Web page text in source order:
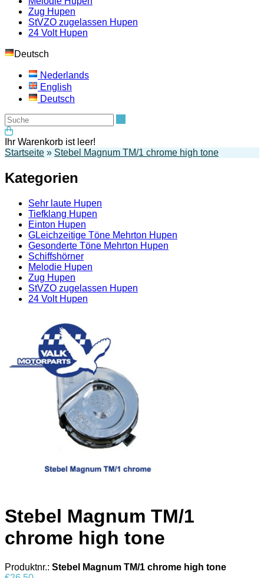
Zug Hupen
StVZO zugelassen Hupen
24 Volt Hupen
Deutsch
Nederlands
English
Deutsch
Ihr Warenkorb ist leer!
Startseite » Stebel Magnum TM/1 chrome high tone
Kategorien
Sehr laute Hupen
Tiefklang Hupen
Einton Hupen
GLeichzeitige Töne Mehrton Hupen
Gesonderte Töne Mehrton Hupen
Schiffshörner
Melodie Hupen
Zug Hupen
StVZO zugelassen Hupen
24 Volt Hupen
Stebel Magnum TM/1
chrome high tone
Produktnr.: Stebel Magnum TM/1 chrome high tone